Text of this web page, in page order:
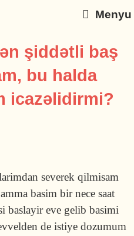
Menyu
şiddətli baş
bu halda
icazəlidirmi?
severek qilmisam
basim bir nece saat
baslayir eve gelib basimi
de istiye dozumum